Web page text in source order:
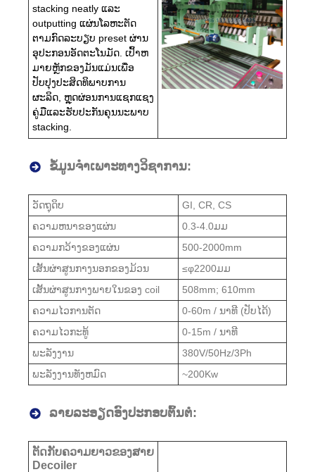
stacking neatly ແລະ
outputting ແຜ່ນໂລຫະຕັດ
ຕາມກົດລະບຽບ preset ຜ່ານ
ອຸປະກອນອັດຕະໂນມັດ. ເປົ້າຫ
ມາຍຫຼັກຂອງມັນແມ່ນເພື່ອ
ປັບປຸງປະສິດທິພາບການ
ຜະລິດ, ຫຼຸດຜ່ອນການແຊກແຊງ
ຄູ່ມືແລະຮັບປະກັນຄຸນນະພາບ
stacking.
ຂໍ້ມູນຈໍາເພາະທາງວິຊາການ:
ວັດຖຸດິບ
GI, CR, CS
ຄວາມຫນາຂອງແຜ່ນ
0.3-4.0ມມ
ຄວາມກວ້າງຂອງແຜ່ນ
500-2000mm
ເສັ້ນຜ່າສູນກາງນອກຂອງມ້ວນ
≤φ2200ມມ
ເສັ້ນຜ່າສູນກາງພາຍໃນຂອງ coil
508mm; 610mm
ຄວາມໄວການຕັດ
0-60m / ນາທີ (ປັບໄດ້)
ຄວາມໄວກະທູ້
0-15m / ນາທີ
ພະລັງງານ
380V/50Hz/3Ph
ພະລັງງານທັງຫມົດ
~200Kw
ລາຍ​ລະ​ອຽດ​ອົງ​ປະ​ກອບ​ຕົ້ນ​ຕໍ​:
ຕັດກັບຄວາມຍາວຂອງສາຍ
Decoiler